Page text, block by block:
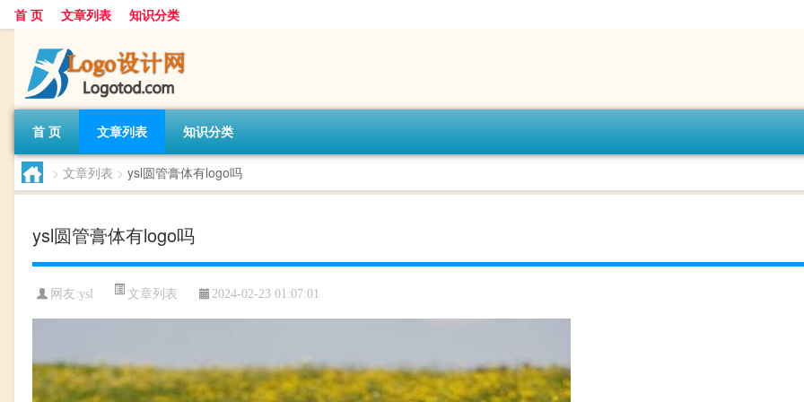
首 页 文章列表 知识分类
首 页 文章列表 知识分类
> 文章列表 > ysl圆管膏体有logo吗
ysl圆管膏体有logo吗
网友:ysl 文章列表 2024-02-23 01:07:01